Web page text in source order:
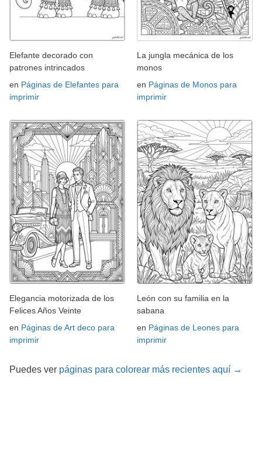
Elefante decorado con
patrones intrincados
en Páginas de Elefantes para
imprimir
La jungla mecánica de los
monos
en Páginas de Monos para
imprimir
Elegancia motorizada de los
Felices Años Veinte
en Páginas de Art deco para
imprimir
León con su familia en la
sabana
en Páginas de Leones para
imprimir
Puedes ver páginas para colorear más recientes aquí →